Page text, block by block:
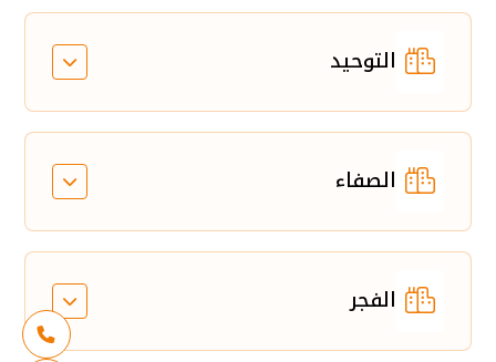
التوحيد
الصفاء
الفجر